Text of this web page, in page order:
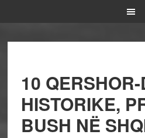
10
HISTORIKE,
BUSH NË